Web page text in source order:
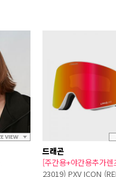
드래곤
[주간용+야간용추가렌
23019) PXV ICON